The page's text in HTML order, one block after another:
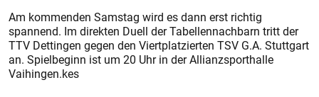
Am kommenden Samstag wird es dann erst richtig
spannend. Im direkten Duell der Tabellennachbarn tritt der
TTV Dettingen gegen den Viertplatzierten TSV G.A. Stuttgart
an. Spielbeginn ist um 20 Uhr in der ­Allianzsporthalle
Vaihingen.kes